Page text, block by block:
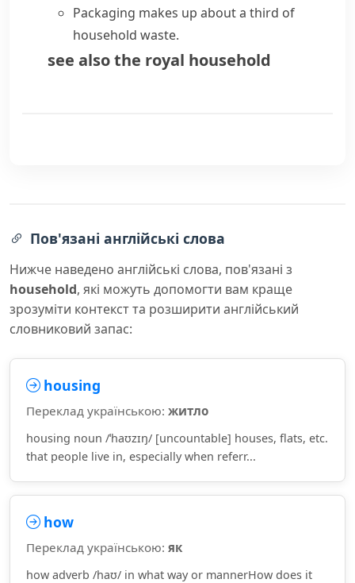
Packaging makes up about a third of
household waste.
see alsothe royal household
Пов'язані англійські слова
Нижче наведено англійські слова, пов'язані з
household, які можуть допомогти вам краще
зрозуміти контекст та розширити англійський
словниковий запас:
housing
Переклад українською: житло
housing noun /ˈhaʊzɪŋ/ [uncountable] houses, flats, etc.
that people live in, especially when referr...
how
Переклад українською: як
how adverb /haʊ/ in what way or mannerHow does it